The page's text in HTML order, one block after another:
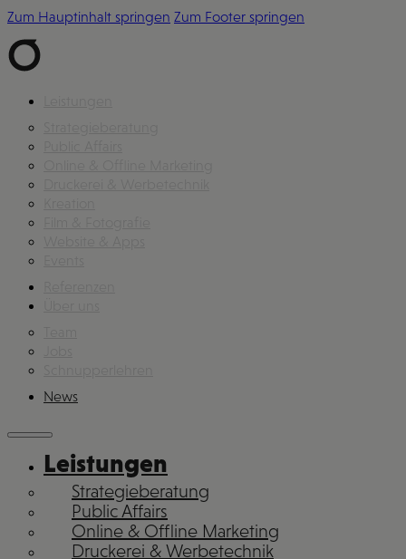
Zum Hauptinhalt springen Zum Footer springen
News
Leistungen
Strategieberatung
Public Affairs
Online & Offline Marketing
Druckerei & Werbetechnik